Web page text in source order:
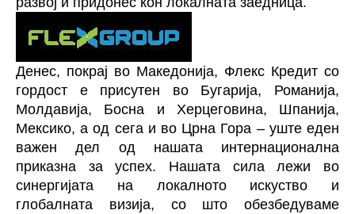
Денес, покрај во Македонија, Флекс Кредит со
гордост е присутен во Бугарија, Романија,
Молдавија, Босна и Херцеговина, Шпанија,
Мексико, а од сега и во Црна Гора – уште еден
важен дел од нашата интернационална
приказна за успех. Нашата сила лежи во
синергијата на локалното искуство и
глобалната визија, со што обезбедуваме